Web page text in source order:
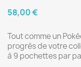
58,00 €
Tout comme un
progrès de votre
à 9 pochettes par